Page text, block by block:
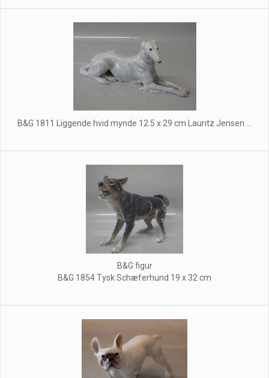
B&G 1811 Liggende hvid mynde 12.5 x 29 cm Lauritz Jensen ...
B&G figur
B&G 1854 Tysk Schæferhund 19 x 32 cm